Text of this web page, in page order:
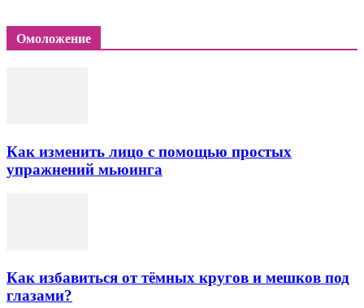
Омоложение
Как изменить лицо с помощью простых
упражнений мьюинга
Как избавиться от тёмных кругов и мешков под
глазами?